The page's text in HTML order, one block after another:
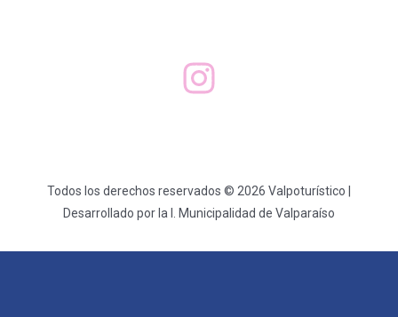
Todos los derechos reservados © 2026 Valpoturístico |
Desarrollado por la I. Municipalidad de Valparaíso